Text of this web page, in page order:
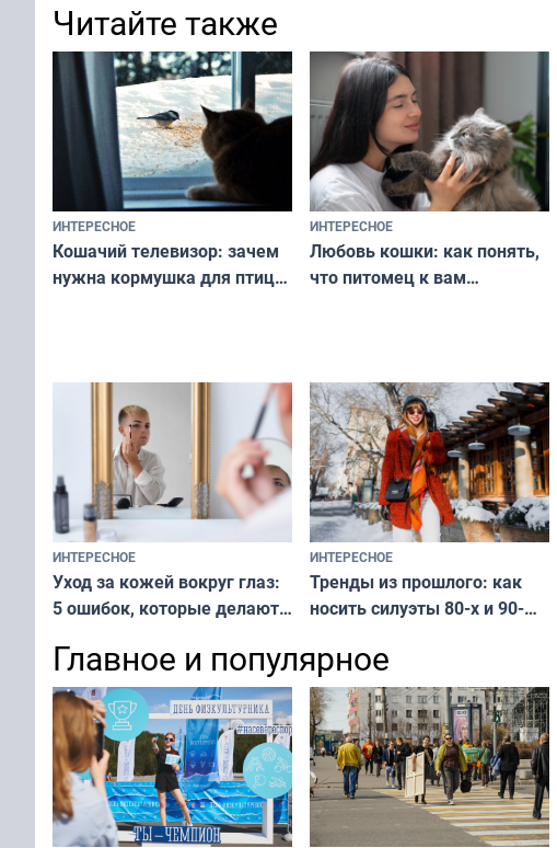
Читайте также
ИНТЕРЕСНОЕ
Кошачий телевизор: зачем
нужна кормушка для птиц
ИНТЕРЕСНОЕ
Любовь кошки: как понять,
что питомец к вам
ИНТЕРЕСНОЕ
Уход за кожей вокруг глаз:
5 ошибок, которые делают
и вернуть свежий взгляд
без дорогих средств
ИНТЕРЕСНОЕ
Тренды из прошлого: как
носить силуэты 80-х и 90-
современно и стильно без
переплат
Главное и популярное